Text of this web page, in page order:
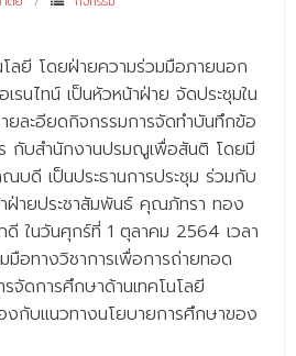
ลยี โดยฝ่ายความร่วมมือภายนอก
นไทน์ เป็นหัวหน้าฝ่าย จัดประชุมใน
ยละอียดกิจกรรมการจัดทำบันทึกข้อ
กับสำนักงานปรมณูเพื่อสันติ โดยมี
บดี เป็นประธานการประชุม ร่วมกับ
ายประชาสัมพันธ์ คุณภัทรา ทอง
ในวันศุกร์ที่ 1 ตุลาคม 2564 เวลา
อทางวิชาการเพื่อการถ่ายทอด
จัดการศึกษาด้านเทคโนโลยี
งกับแนวทางนโยบายการศึกษาของ